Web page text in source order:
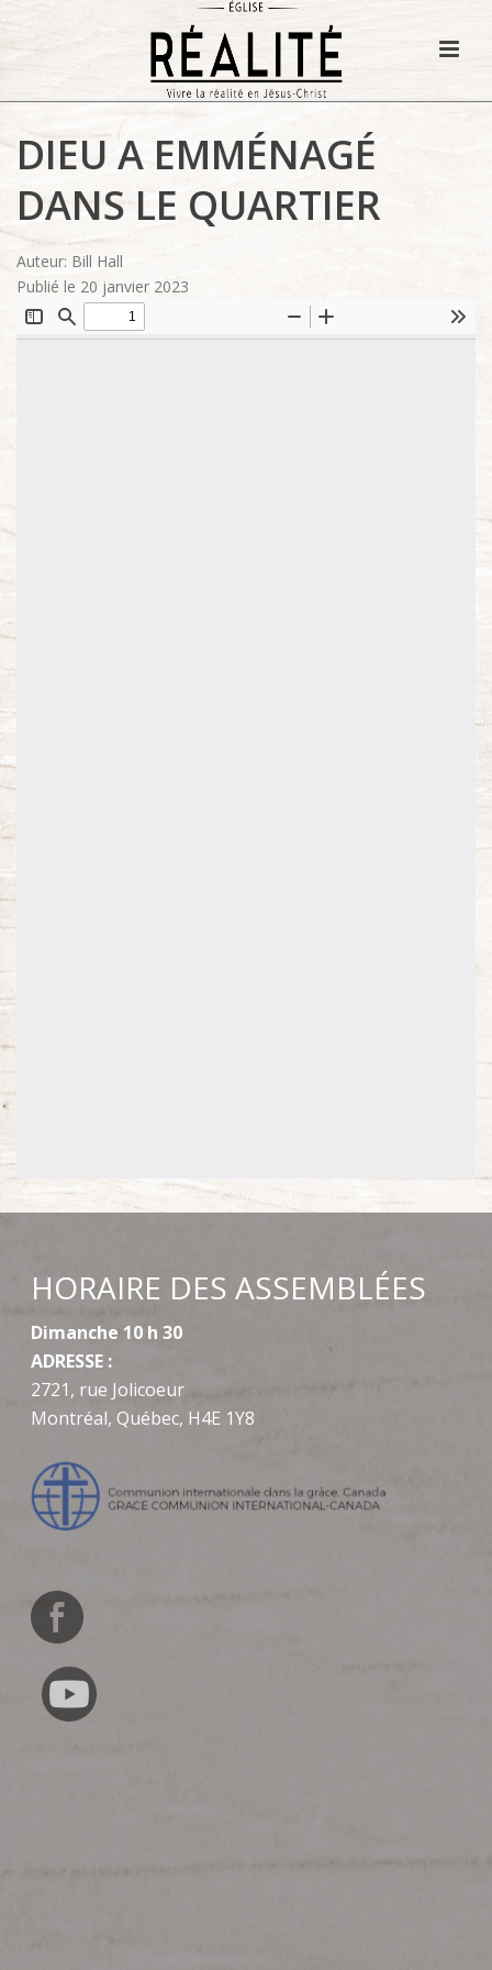
DIEU A EMMÉNAGÉ
DANS LE QUARTIER
Auteur: Bill Hall
Publié le 20 janvier 2023
HORAIRE DES ASSEMBLÉES
Dimanche 10 h 30
ADRESSE :
2721, rue Jolicoeur
Montréal, Québec, H4E 1Y8